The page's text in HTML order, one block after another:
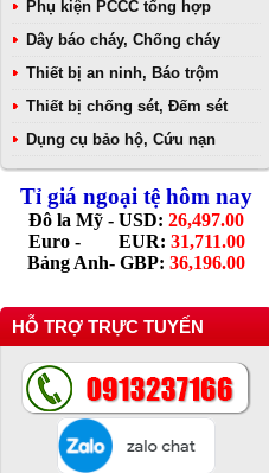
Phụ kiện PCCC tổng hợp
Dây báo cháy, Chống cháy
Thiết bị an ninh, Báo trộm
Thiết bị chống sét, Đếm sét
Dụng cụ bảo hộ, Cứu nạn
Tỉ giá ngoại tệ hôm nay
Đô la Mỹ - USD: 26,497.00
Euro - EUR: 31,711.00
Bảng Anh- GBP: 36,196.00
HỖ TRỢ TRỰC TUYẾN